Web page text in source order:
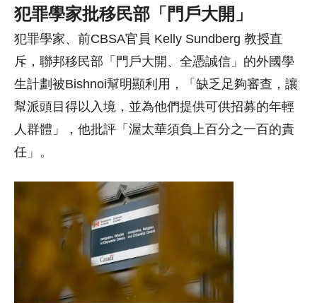
犯罪學家批移民部「門戶大開」
犯罪學家、前CBSA官員 Kelly Sundberg 教授直
斥，聯邦移民部「門戶大開、全憑誠信」的外國學
生計劃被Bishnoi幫明顯利用，「缺乏足夠審查，讓
幫派頭目得以入境，並為他們提供可供招募的年輕
人群體」，他批評「渥太華須負上百分之一百的責
任」。